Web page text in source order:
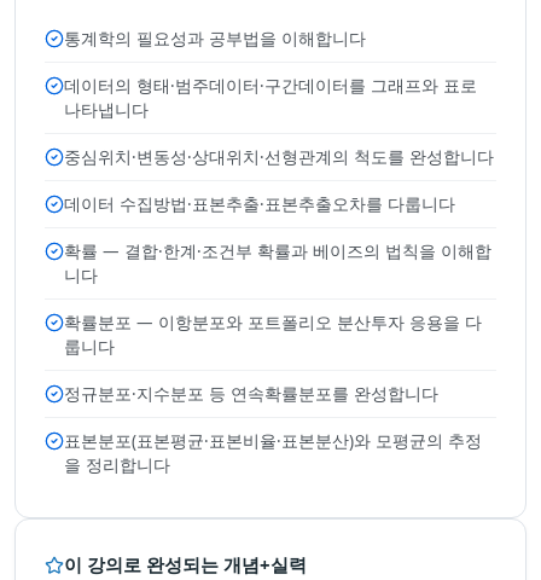
통계학의 필요성과 공부법을 이해합니다
데이터의 형태·범주데이터·구간데이터를 그래프와 표로
나타냅니다
중심위치·변동성·상대위치·선형관계의 척도를 완성합니다
데이터 수집방법·표본추출·표본추출오차를 다룹니다
확률 — 결합·한계·조건부 확률과 베이즈의 법칙을 이해합
니다
확률분포 — 이항분포와 포트폴리오 분산투자 응용을 다
룹니다
정규분포·지수분포 등 연속확률분포를 완성합니다
표본분포(표본평균·표본비율·표본분산)와 모평균의 추정
을 정리합니다
이 강의로 완성되는 개념+실력